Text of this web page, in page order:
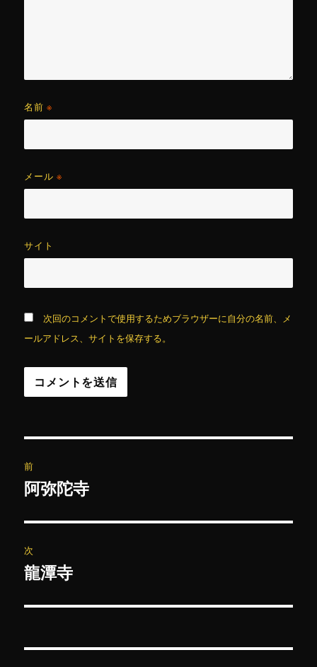
名前※
メール※
サイト
次回のコメントで使用するためブラウザーに自分の名前、メ
ールアドレス、サイトを保存する。
稿
ビ
ゲ
ー
前
前
投
稿:
阿弥陀寺
次
次
投
龍潭寺